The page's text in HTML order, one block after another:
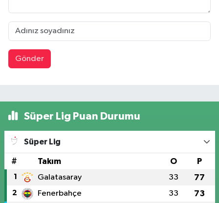
Gönder
Süper Lig Puan Durumu
Süper Lig
# Takım O P
1 Galatasaray 33 77
2 Fenerbahçe 33 73